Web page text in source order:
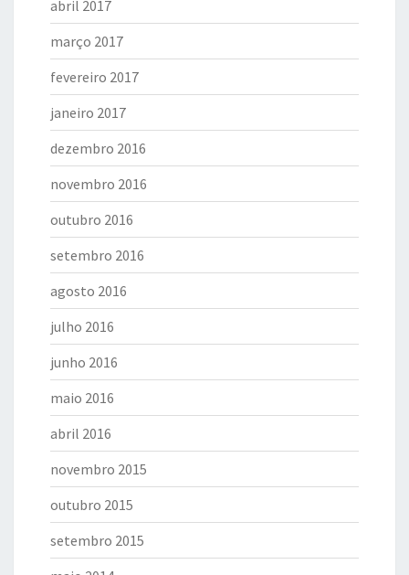
abril 2017
março 2017
fevereiro 2017
janeiro 2017
dezembro 2016
novembro 2016
outubro 2016
setembro 2016
agosto 2016
julho 2016
junho 2016
maio 2016
abril 2016
novembro 2015
outubro 2015
setembro 2015